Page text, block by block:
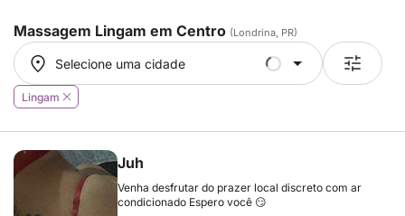
Massagem Lingam em Centro (Londrina, PR)
Selecione uma cidade
Selecione uma cidade
Lingam
Juh
Venha desfrutar do prazer local discreto com ar
condicionado Espero você 😏